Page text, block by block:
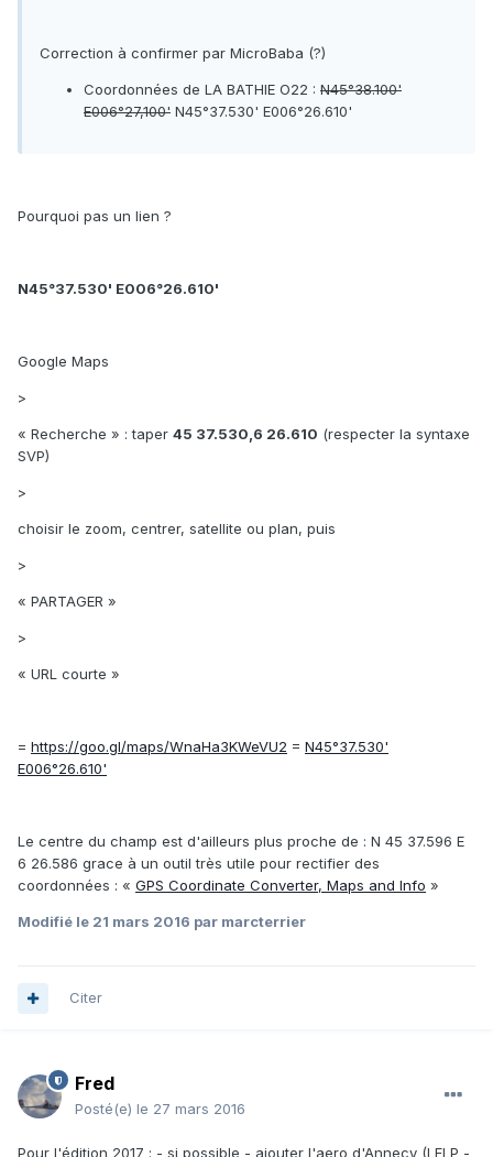
Correction à confirmer par MicroBaba (?)
Coordonnées de LA BATHIE O22 : N45°38.100'
E006°27,100' N45°37.530' E006°26.610'
Pourquoi pas un lien ?
N45°37.530' E006°26.610'
Google Maps
>
« Recherche » : taper 45 37.530,6 26.610 (respecter la syntaxe
SVP)
>
choisir le zoom, centrer, satellite ou plan, puis
>
« PARTAGER »
>
« URL courte »
= https://goo.gl/maps/WnaHa3KWeVU2 = N45°37.530'
E006°26.610'
Le centre du champ est d'ailleurs plus proche de : N 45 37.596 E
6 26.586 grace à un outil très utile pour rectifier des
coordonnées : « GPS Coordinate Converter, Maps and Info »
Modifié le 21 mars 2016 par marcterrier
Citer
Fred
Posté(e) le 27 mars 2016
Pour l'édition 2017 : - si possible - ajouter l'aero d'Annecy (LFLP -